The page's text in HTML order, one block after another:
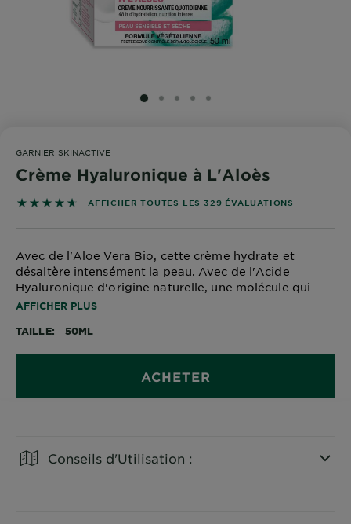
SLIDE 1
SLIDE 2
SLIDE 3
SLIDE 4
SLIDE 5
GARNIER SKINACTIVE
Crème Hyaluronique à L'Aloès
4.6839 out of 5 stars based on reviews
AFFICHER TOUTES LES 329 ÉVALUATIONS
Avec de l'Aloe Vera Bio, cette crème hydrate et
désaltère intensément la peau. Avec de l'Acide
Hyaluronique d'origine naturelle, une molécule qui
peut contenir jusqu'à 1000 fois son poids en eau, il
AFFICHER PLUS
TAILLE 50ML
ACHETER
Conseils d'Utilisation :